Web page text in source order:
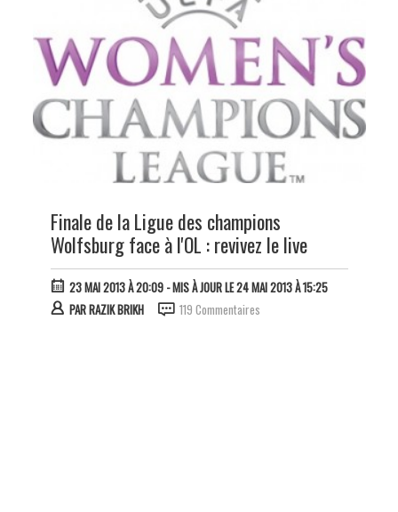
Finale de la Ligue des champions
Wolfsburg face à l'OL : revivez le live
23 MAI 2013 À 20:09- MIS À JOUR LE 24 MAI 2013 À 15:25
PARRAZIK BRIKH 119 Commentaires